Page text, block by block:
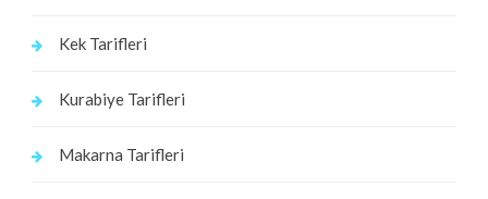
Kek Tarifleri
Kurabiye Tarifleri
Makarna Tarifleri